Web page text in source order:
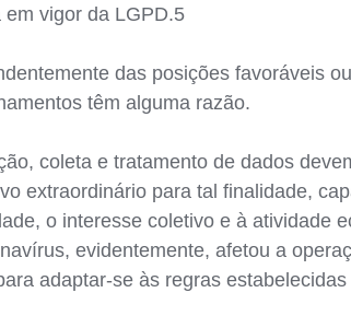
em vigor da LGPD.5
das posições favoráveis
têm alguma razão.
coleta e tratamento de dados
extraordinário para tal finalidade,
o interesse coletivo e à atividade
evidentemente, afetou a
adaptar-se às regras